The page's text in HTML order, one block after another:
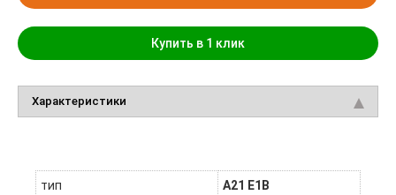
Купить в 1 клик
Характеристики
тип A21 E1B